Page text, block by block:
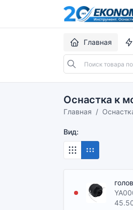
Главная
Оснастка к
Главная
Вид: